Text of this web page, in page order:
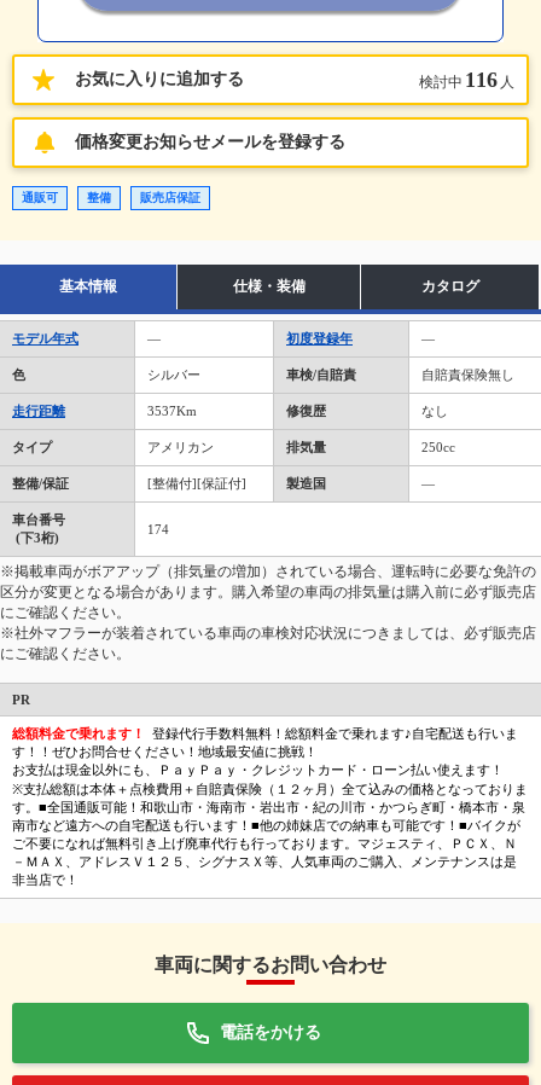
お気に入りに追加する 検討中 116 人
価格変更お知らせメールを登録する
通販可 整備 販売店保証
基本情報 仕様・装備 カタログ
モデル年式 ― 初度登録年 ―
色 シルバー 車検/自賠責 自賠責保険無し
走行距離 3537Km 修復歴 なし
タイプ アメリカン 排気量 250cc
整備/保証 [整備付][保証付] 製造国 ―
車台番号
(下3桁)
174
※掲載車両がボアアップ（排気量の増加）されている場合、運転時に必要な免許の
区分が変更となる場合があります。購入希望の車両の排気量は購入前に必ず販売店
にご確認ください。
※社外マフラーが装着されている車両の車検対応状況につきましては、必ず販売店
にご確認ください。
PR
総額料金で乗れます！
登録代行手数料無料！総額料金で乗れます♪自宅配送も行いま
す！！ぜひお問合せください！地域最安値に挑戦！
お支払は現金以外にも、ＰａｙＰａｙ・クレジットカード・ローン払い使えます！
※支払総額は本体＋点検費用＋自賠責保険（１２ヶ月）全て込みの価格となっておりま
す。■全国通販可能！和歌山市・海南市・岩出市・紀の川市・かつらぎ町・橋本市・泉
南市など遠方への自宅配送も行います！■他の姉妹店での納車も可能です！■バイクが
ご不要になれば無料引き上げ廃車代行も行っております。マジェスティ、ＰＣＸ、Ｎ
－ＭＡＸ、アドレスＶ１２５、シグナスＸ等、人気車両のご購入、メンテナンスは是
非当店で！
車両に関するお問い合わせ
電話をかける